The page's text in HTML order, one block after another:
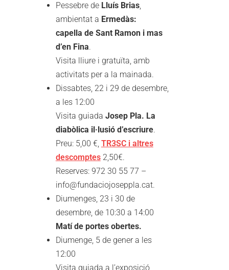
Pessebre de Lluís Brias,
ambientat a Ermedàs:
capella de Sant Ramon i mas
d’en Fina.
Visita lliure i gratuïta, amb
activitats per a la mainada.
Dissabtes, 22 i 29 de desembre,
a les 12:00
Visita guiada Josep Pla. La
diabòlica il·lusió d’escriure.
Preu: 5,00 €, TR3SC i altres
descomptes2,50€.
Reserves: 972 30 55 77 –
info@fundaciojoseppla.cat.
Diumenges, 23 i 30 de
desembre, de 10:30 a 14:00
Matí de portes obertes.
Diumenge, 5 de gener a les
12:00
Visita guiada a l’exposició